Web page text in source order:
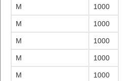
M 1000
M 1000
M 1000
M 1000
M 1000